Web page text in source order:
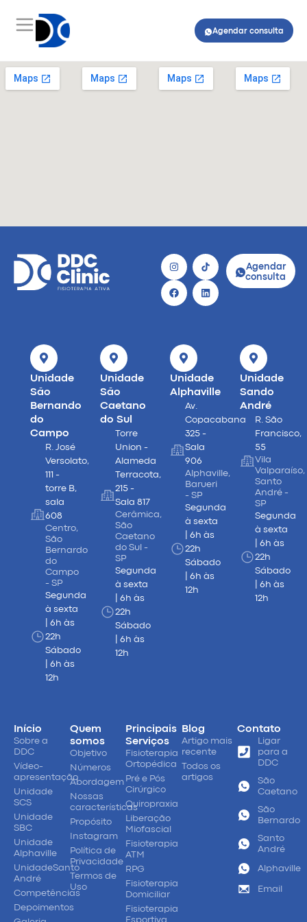
Agendar consulta
Agendar
consulta
Unidade
São
Bernando
do
Campo
R. José
Versolato,
111 -
torre B,
sala
608
Centro,
São
Bernardo
do
Campo
- SP
Segunda
à sexta
| 6h às
22h
Sábado
| 6h às
12h
Unidade
São
Caetano
do Sul
Torre
Union -
Alameda
Terracota,
215 -
Sala 817
Cerâmica,
São
Caetano
do Sul -
SP
Segunda
à sexta
| 6h às
22h
Sábado
| 6h às
12h
Unidade
Alphaville
Av.
Copacabana
325 -
Sala
906
Alphaville,
Barueri
- SP
Segunda
à sexta
| 6h às
22h
Sábado
| 6h às
12h
Unidade
Sando
André
R. São
Francisco,
55
Vila
Valparaíso,
Santo
André -
SP
Segunda
à sexta
| 6h às
22h
Sábado
| 6h às
12h
Início
Sobre a
DDC
Vídeo-
apresentação
Unidade
SCS
Unidade
SBC
Unidade
Alphaville
UnidadeSanto
André
Competências
Depoimentos
Quem
somos
Objetivo
Números
Abordagem
Nossas
características
Propósito
Instagram
Política de
Privacidade
Termos de
Uso
Principais
Serviços
Fisioterapia
Ortopédica
Pré e Pós
Cirúrgico
Quiropraxia
Liberação
Miofascial
Fisioterapia
ATM
RPG
Fisioterapia
Domiciliar
Fisioterapia
Esportiva
Blog
Artigo mais
recente
Todos os
artigos
Contato
Ligar
para a
DDC
São
Caetano
São
Bernardo
Santo
André
Alphaville
Email